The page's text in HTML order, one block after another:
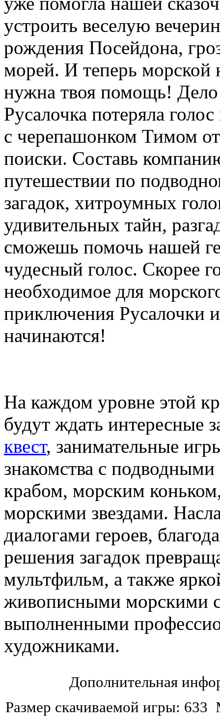
устроить веселую
рождения Посейдона,
морей. И теперь морской
нужна твоя помощь! Дело
Русалочка потеряла
с черепашонком Тимом
поиски. Составь
путешествии по
загадок, хитроумных
удивительных тайн,
сможешь помочь нашей
чудесный голос. Скорее
необходимое для
приключения Русалочки
начинаются!
На каждом уровне этой
будут ждать интересные
квест, занимательные
знакомства с
крабом, морским
морскими звездами.
диалогами героев,
решения загадок
мультфильм, а также
живописными морскими
выполненными
художниками.
Дополнительная
Размер скачиваемой игры: